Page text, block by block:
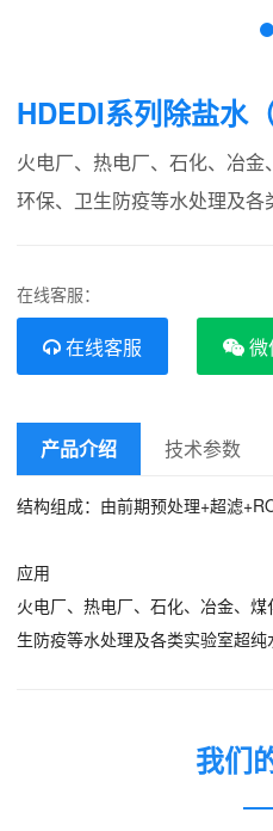
HDEDI系列除盐水
火电厂、热电厂、石化、冶金
环保、卫生防疫等水处理及各
在线客服：
在线客服 微
产品介绍 技术参数
结构组成：由前期预处理+超滤
应用
火电厂、热电厂、石化、冶金、
生防疫等水处理及各类实验室超纯
我们